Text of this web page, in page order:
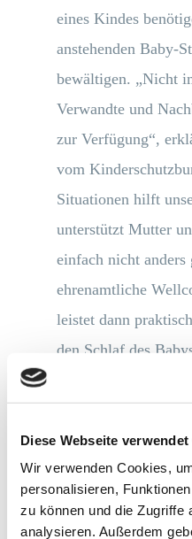
Diese Webseite
Wir verwenden Cookies,
personalisieren,
zu können und die Zugriffe
analysieren. Außerdem
eines Kindes
anstehenden Baby-
bewältigen. „Nicht
Verwandte und
zur Verfügung“,
vom
Situationen hilft
unterstützt Mutter
einfach nicht anders
ehrenamtliche
leistet dann
den Schlaf des
Betreuung jüngerer
Zwillingsmutter
Ausführlich
Vorsitzender des